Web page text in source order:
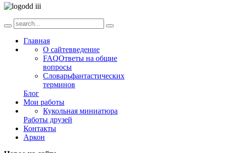
Главная
О сайтевведение
FAQОтветы на общие
вопросы
Словарьфантастических
терминов
Блог
Мои работы
Кукольная миниатюра
Работы друзей
Контакты
Аркон